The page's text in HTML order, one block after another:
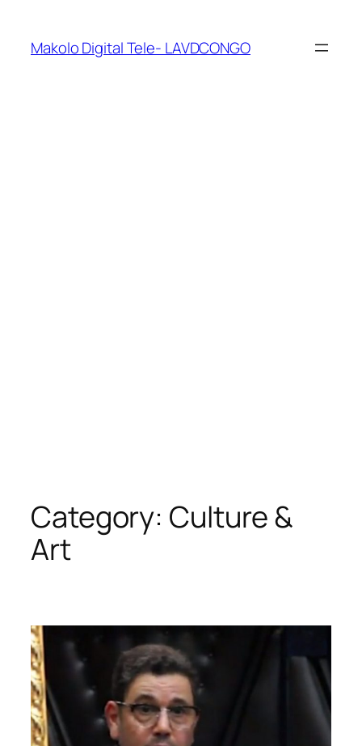
Makolo Digital Tele- LAVDCONGO
Category: Culture &
Art